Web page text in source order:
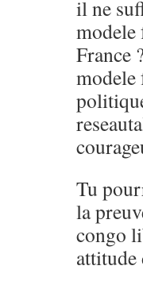
il ne
modele
France
modele
Tu
la
congo
attitude